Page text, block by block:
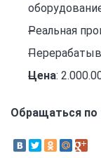
Реальная
Цена:
Обращаться по